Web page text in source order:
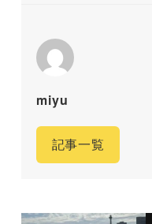
miyu
記事一覧